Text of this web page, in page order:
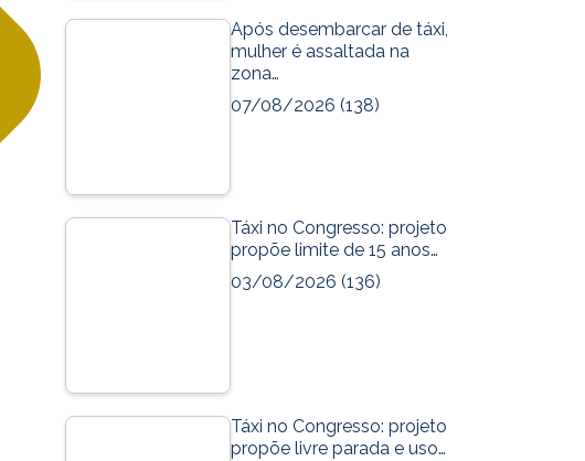
Após desembarcar de táxi,
mulher é assaltada na
zona…
07/08/2026 (138)
Táxi no Congresso: projeto
propõe limite de 15 anos…
03/08/2026 (136)
Táxi no Congresso: projeto
propõe livre parada e uso…